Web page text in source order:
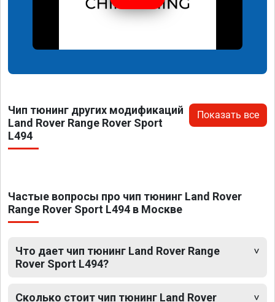
Чип тюнинг других модификаций
Land Rover Range Rover Sport
L494
Показать все
Частые вопросы про чип тюнинг Land Rover
Range Rover Sport L494 в Москве
Что дает чип тюнинг Land Rover Range
Rover Sport L494?
Сколько стоит чип тюнинг Land Rover